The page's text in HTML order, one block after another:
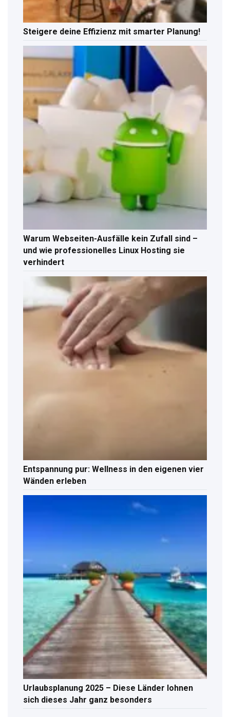
Steigere deine Effizienz mit smarter Planung!
Warum Webseiten-Ausfälle kein Zufall sind –
und wie professionelles Linux Hosting sie
verhindert
Entspannung pur: Wellness in den eigenen vier
Wänden erleben
Urlaubsplanung 2025 – Diese Länder lohnen
sich dieses Jahr ganz besonders